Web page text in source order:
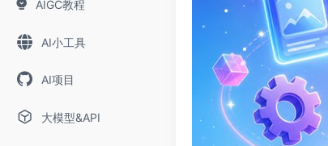
AIGC教程
AI小工具
AI项目
大模型&API